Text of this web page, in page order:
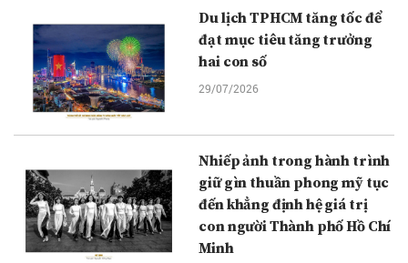
Du lịch TPHCM tăng tốc để
đạt mục tiêu tăng trưởng
hai con số
29/07/2026
Nhiếp ảnh trong hành trình
giữ gìn thuần phong mỹ tục
đến khẳng định hệ giá trị
con người Thành phố Hồ Chí
Minh